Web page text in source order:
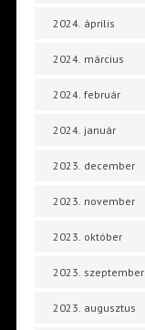
2024. április
2024. március
2024. február
2024. január
2023. december
2023. november
2023. október
2023. szeptember
2023. augusztus